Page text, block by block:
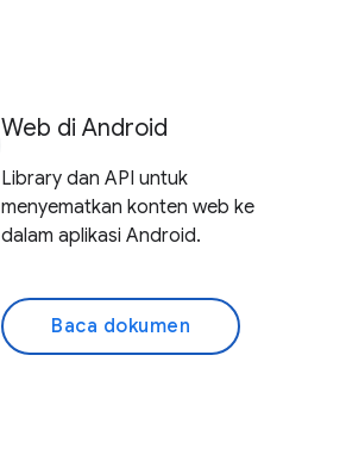
Web di Android
Library dan API untuk
menyematkan konten web ke
dalam aplikasi Android.
Baca dokumen